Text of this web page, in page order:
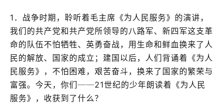
1．战争时期，聆听着毛主席《为人民服务》的演讲，
我们的共产党和共产党所领导的八路军、新四军这支革
命的队伍不怕牺牲、英勇奋战，用生命和鲜血换来了人
民的解放、国家的成立；建国以后，人们背诵着《为人
民服务》，不怕困难，艰苦奋斗，换来了国家的繁荣与
富强。今天，你们──21世纪的少年朗读着《为人民
服务》，收获到了什么？